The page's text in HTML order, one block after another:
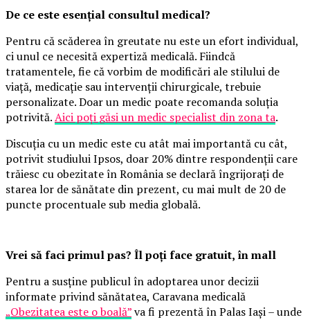
De ce este esențial consultul medical?
Pentru că scăderea în greutate nu este un efort individual,
ci unul ce necesită expertiză medicală. Fiindcă
tratamentele, fie că vorbim de modificări ale stilului de
viață, medicație sau intervenții chirurgicale, trebuie
personalizate. Doar un medic poate recomanda soluția
potrivită.Aici poți găsi un medic specialist din zona ta.
Discuția cu un medic este cu atât mai importantă cu cât,
potrivit studiului Ipsos, doar 20% dintre respondenții care
trăiesc cu obezitate în România se declară îngrijorați de
starea lor de sănătate din prezent, cu mai mult de 20 de
puncte procentuale sub media globală.
Vrei să faci primul pas? Îl poți face gratuit, în mall
Pentru a susține publicul în adoptarea unor decizii
informate privind sănătatea, Caravana medicală
„Obezitatea este o boală”va fi prezentă în Palas Iași – unde